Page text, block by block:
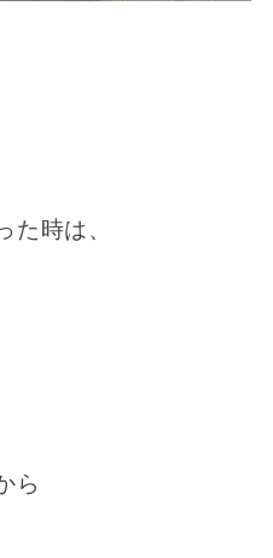
た時は、
ら